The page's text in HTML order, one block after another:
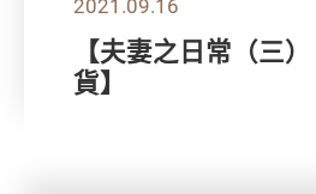
2021.09.16
【夫妻之日常（三
貨】